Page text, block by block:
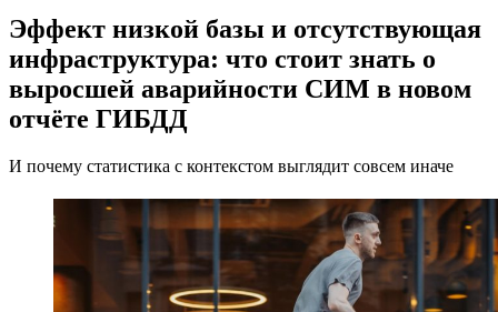
Эффект низкой базы и отсутствующая
инфраструктура: что стоит знать о
выросшей аварийности СИМ в новом
отчёте ГИБДД
И почему статистика с контекстом выглядит совсем иначе